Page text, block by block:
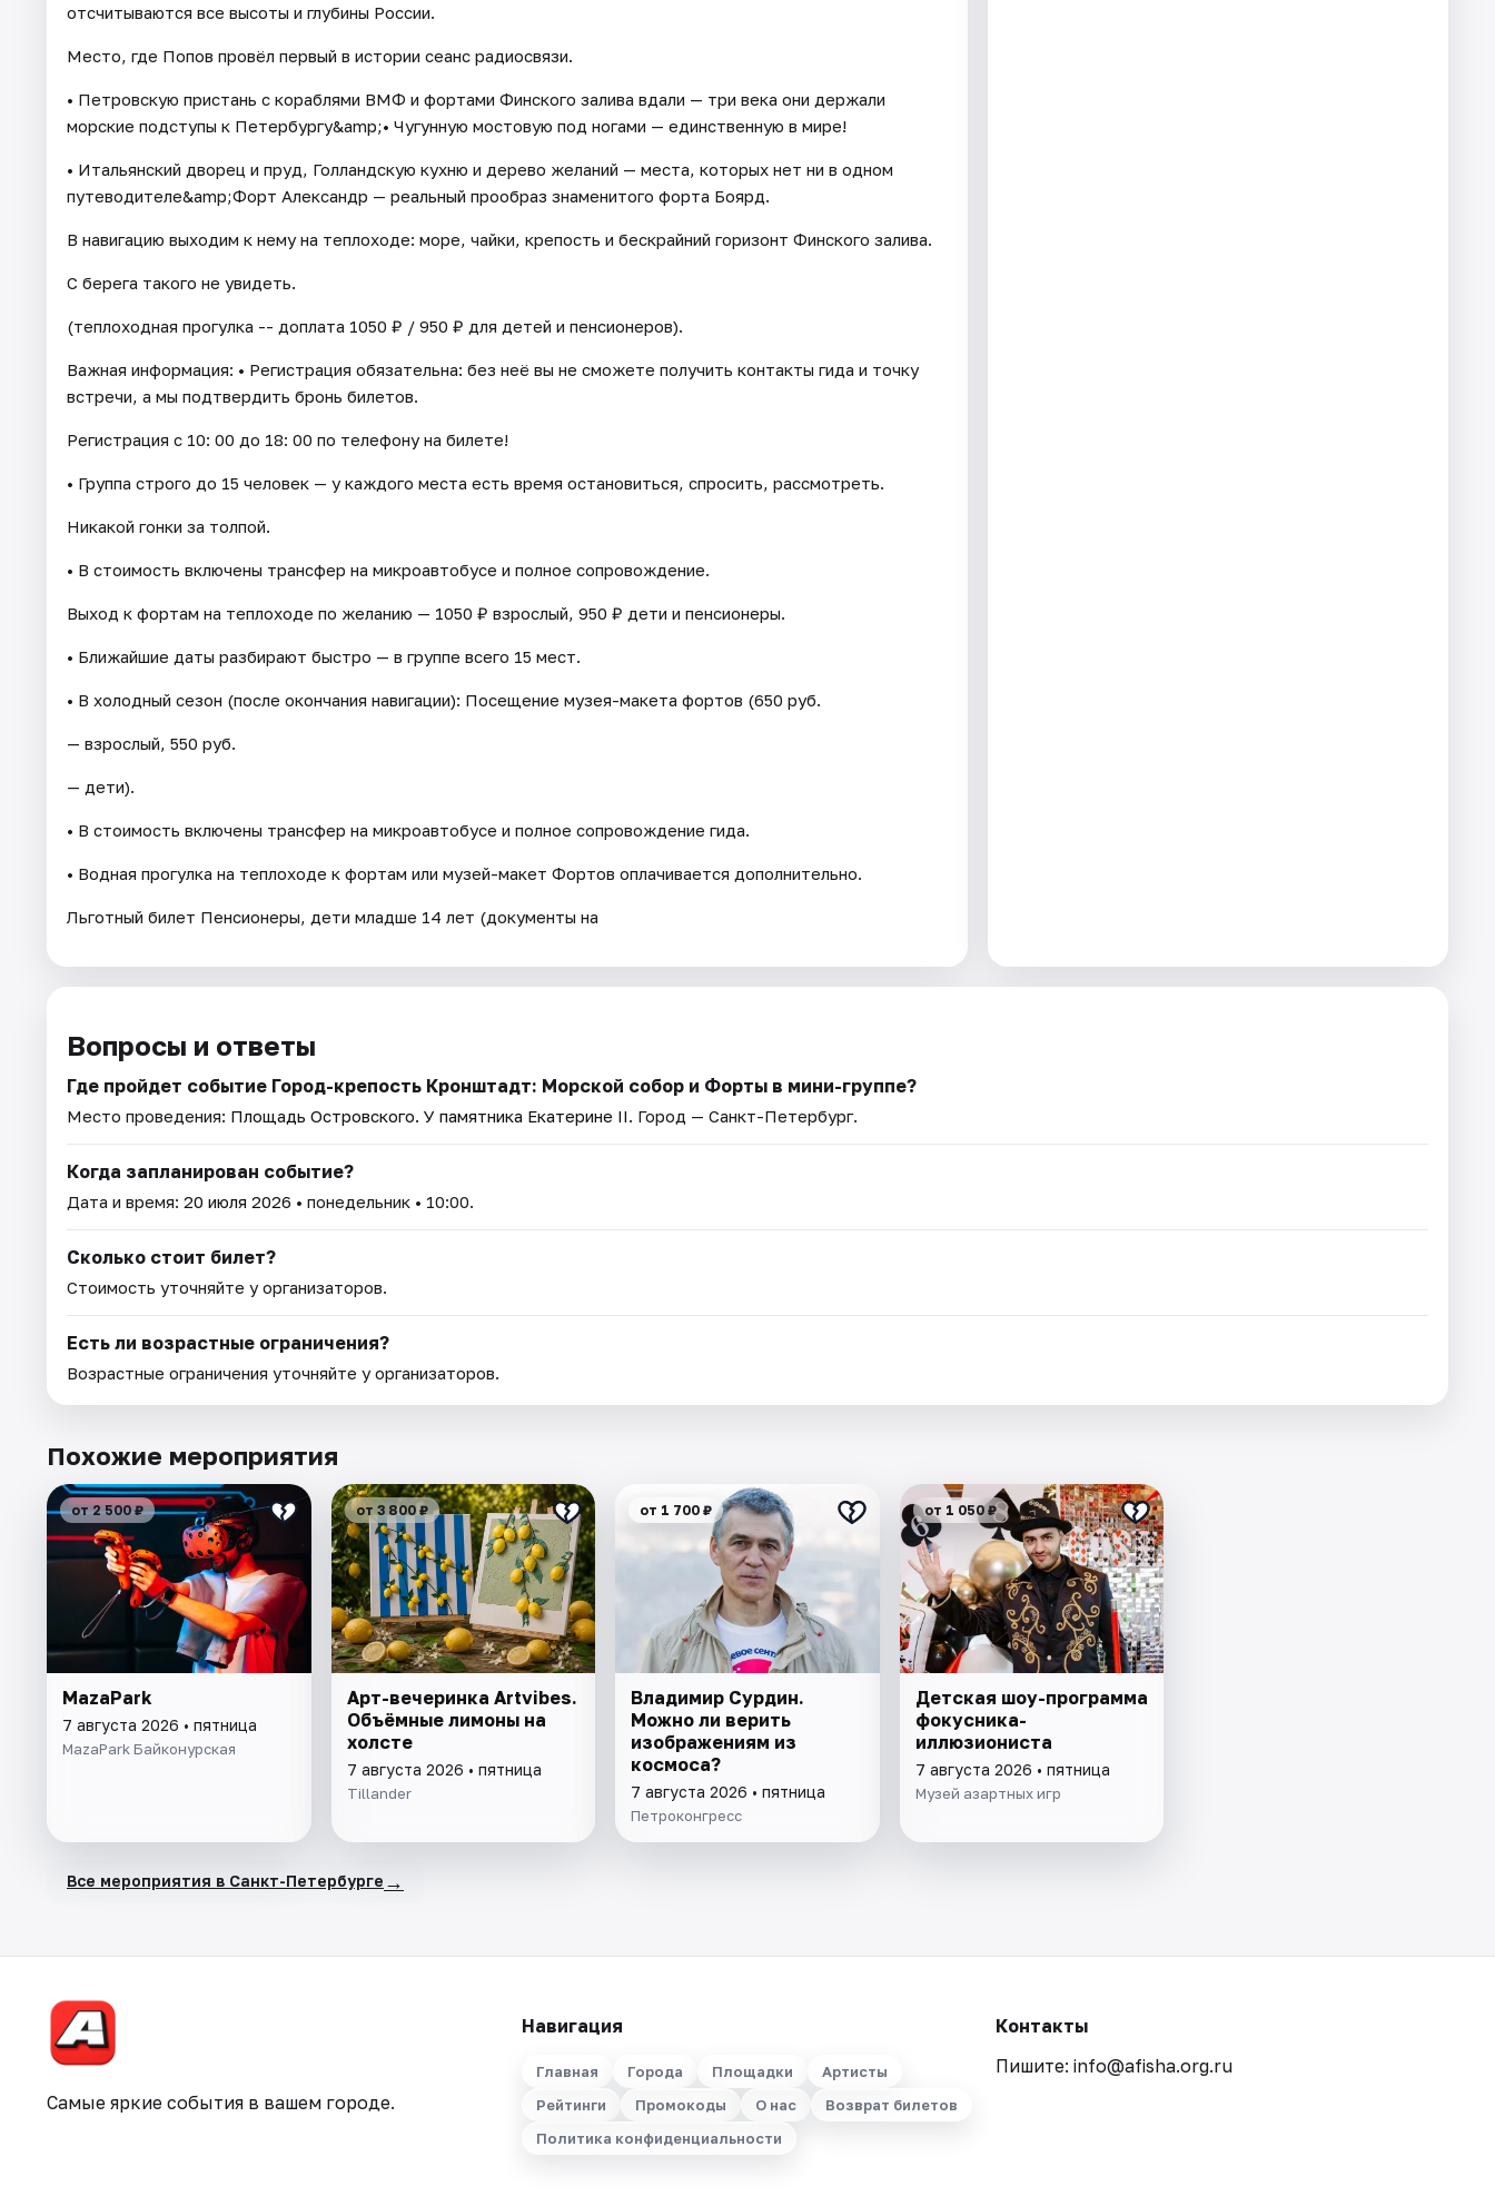
отсчитываются все высоты и глубины России.
Место, где Попов провёл первый в истории сеанс радиосвязи.
• Петровскую пристань с кораблями ВМФ и фортами Финского залива вдали — три века они держали
морские подступы к Петербургу&amp;• Чугунную мостовую под ногами — единственную в мире!
• Итальянский дворец и пруд, Голландскую кухню и дерево желаний — места, которых нет ни в одном
путеводителе&amp;Форт Александр — реальный прообраз знаменитого форта Боярд.
В навигацию выходим к нему на теплоходе: море, чайки, крепость и бескрайний горизонт Финского залива.
С берега такого не увидеть.
(теплоходная прогулка -- доплата 1050 ₽ / 950 ₽ для детей и пенсионеров).
Важная информация: • Регистрация обязательна: без неё вы не сможете получить контакты гида и точку
встречи, а мы подтвердить бронь билетов.
Регистрация с 10: 00 до 18: 00 по телефону на билете!
• Группа строго до 15 человек — у каждого места есть время остановиться, спросить, рассмотреть.
Никакой гонки за толпой.
• В стоимость включены трансфер на микроавтобусе и полное сопровождение.
Выход к фортам на теплоходе по желанию — 1050 ₽ взрослый, 950 ₽ дети и пенсионеры.
• Ближайшие даты разбирают быстро — в группе всего 15 мест.
• В холодный сезон (после окончания навигации): Посещение музея-макета фортов (650 руб.
— взрослый, 550 руб.
— дети).
• В стоимость включены трансфер на микроавтобусе и полное сопровождение гида.
• Водная прогулка на теплоходе к фортам или музей-макет Фортов оплачивается дополнительно.
Льготный билет Пенсионеры, дети младше 14 лет (документы на
Вопросы и ответы
Где пройдет событие Город-крепость Кронштадт: Морской собор и Форты в мини-группе?
Место проведения: Площадь Островского. У памятника Екатерине II. Город — Санкт-Петербург.
Когда запланирован событие?
Дата и время: 20 июля 2026 • понедельник • 10:00.
Сколько стоит билет?
Стоимость уточняйте у организаторов.
Есть ли возрастные ограничения?
Возрастные ограничения уточняйте у организаторов.
Похожие мероприятия
от 2 500 ₽
MazaPark
7 августа 2026 • пятница
MazaPark Байконурская
от 3 800 ₽
Арт-вечеринка Artvibes.
Объёмные лимоны на
холсте
7 августа 2026 • пятница
Tillander
от 1 700 ₽
Владимир Сурдин.
Можно ли верить
изображениям из
космоса?
7 августа 2026 • пятница
Петроконгресс
от 1 050 ₽
Детская шоу-программа
фокусника-
иллюзиониста
7 августа 2026 • пятница
Музей азартных игр
Все мероприятия в Санкт-Петербурге →
Самые яркие события в вашем городе.
Навигация
Главная Города Площадки
Артисты
Рейтинги
Промокоды О нас
Возврат билетов
Политика конфиденциальности
Контакты
Пишите: info@afisha.org.ru